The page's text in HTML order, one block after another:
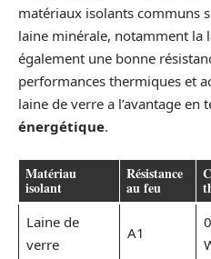
matériaux isolants communs
laine minérale, notamment la
également une bonne
performances thermiques et
laine de verre a l’avantage en
énergétique.
Matériau
isolant
Résistance
au feu
Laine de
verre
A1